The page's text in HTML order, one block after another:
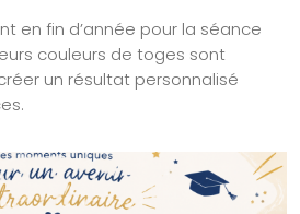
en fin d’année pour la séance
couleurs de toges sont
un résultat personnalisé